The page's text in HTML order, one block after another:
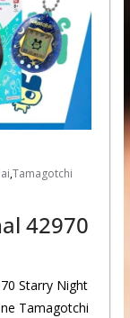
,Tamagotchi
42970
Starry Night
Tamagotchi